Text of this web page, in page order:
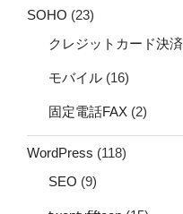
SOHO (23)
クレジットカード決済
モバイル (16)
固定電話FAX (2)
WordPress (118)
SEO (9)